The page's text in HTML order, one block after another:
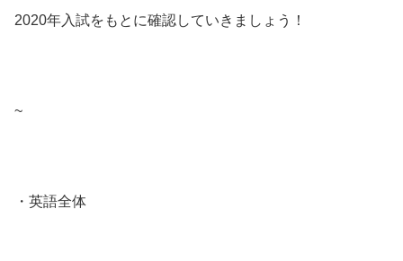
2020年入試をもとに確認していきましょう！
~
・英語全体